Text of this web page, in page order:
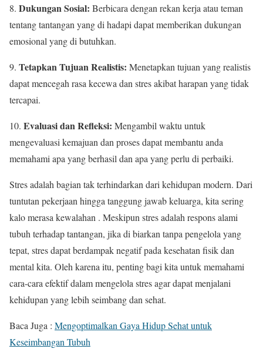
8. Dukungan Sosial: Berbicara dengan rekan kerja atau teman
tentang tantangan yang di hadapi dapat memberikan dukungan
emosional yang di butuhkan.
9. Tetapkan Tujuan Realistis: Menetapkan tujuan yang realistis
dapat mencegah rasa kecewa dan stres akibat harapan yang tidak
tercapai.
10. Evaluasi dan Refleksi: Mengambil waktu untuk
mengevaluasi kemajuan dan proses dapat membantu anda
memahami apa yang berhasil dan apa yang perlu di perbaiki.
Stres adalah bagian tak terhindarkan dari kehidupan modern. Dari
tuntutan pekerjaan hingga tanggung jawab keluarga, kita sering
kalo merasa kewalahan . Meskipun stres adalah respons alami
tubuh terhadap tantangan, jika di biarkan tanpa pengelola yang
tepat, stres dapat berdampak negatif pada kesehatan fisik dan
mental kita. Oleh karena itu, penting bagi kita untuk memahami
cara-cara efektif dalam mengelola stres agar dapat menjalani
kehidupan yang lebih seimbang dan sehat.
Baca Juga : Mengoptimalkan Gaya Hidup Sehat untuk
Keseimbangan Tubuh